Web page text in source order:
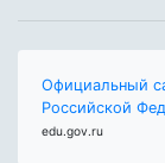
Официальный
Российской
edu.gov.ru